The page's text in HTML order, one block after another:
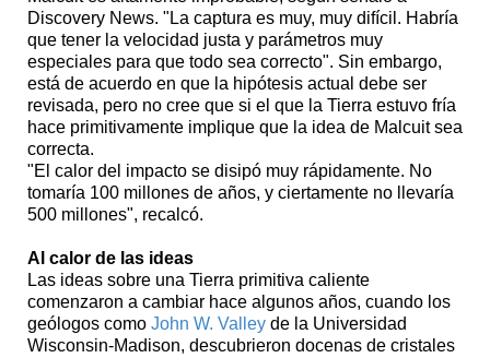
Discovery News. "La captura es muy, muy difícil. Habría
que tener la velocidad justa y parámetros muy
especiales para que todo sea correcto". Sin embargo,
está de acuerdo en que la hipótesis actual debe ser
revisada, pero no cree que si el que la Tierra estuvo fría
hace primitivamente implique que la idea de Malcuit sea
correcta.
"El calor del impacto se disipó muy rápidamente. No
tomaría 100 millones de años, y ciertamente no llevaría
500 millones", recalcó.
Al calor de las ideas
Las ideas sobre una Tierra primitiva caliente
comenzaron a cambiar hace algunos años, cuando los
geólogos como John W. Valley de la Universidad
Wisconsin-Madison, descubrieron docenas de cristales